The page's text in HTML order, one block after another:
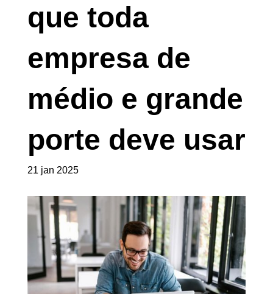
que toda
empresa de
médio e grande
porte deve usar
21 jan 2025